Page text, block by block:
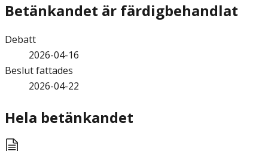
Betänkandet är färdigbehandlat
Debatt
2026-04-16
Beslut fattades
2026-04-22
Hela betänkandet